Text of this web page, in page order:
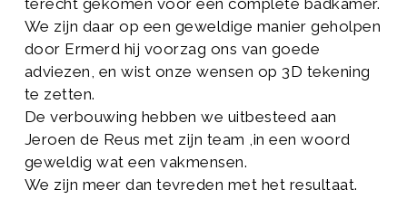
terecht gekomen voor een complete badkamer.
We zijn daar op een geweldige manier geholpen
door Ermerd hij voorzag ons van goede
adviezen, en wist onze wensen op 3D tekening
te zetten.
De verbouwing hebben we uitbesteed aan
Jeroen de Reus met zijn team ,in een woord
geweldig wat een vakmensen.
We zijn meer dan tevreden met het resultaat.